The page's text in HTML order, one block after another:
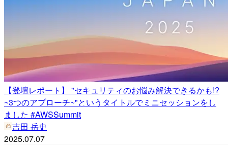
【登壇レポート】 "セキュリティのお悩み解決できるかも!?
~3つのアプローチ~"というタイトルでミニセッションをし
ました #AWSSummit
吉田 岳史
2025.07.07